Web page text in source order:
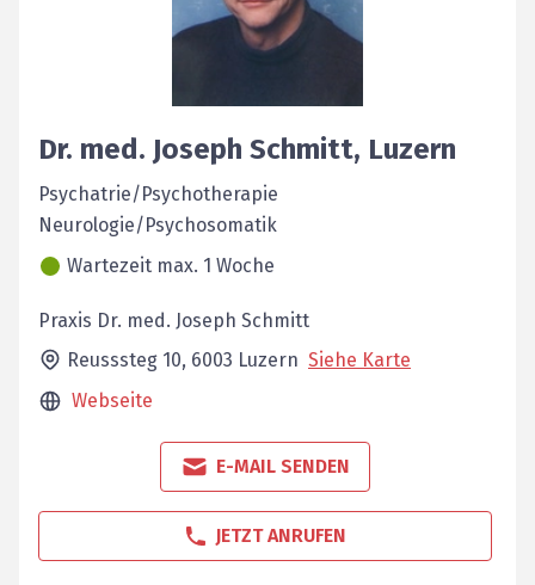
Dr. med. Joseph Schmitt, Luzern
Psychatrie/Psychotherapie
Neurologie/Psychosomatik
Wartezeit max. 1 Woche
Praxis Dr. med. Joseph Schmitt
Reusssteg 10, 6003 Luzern Siehe Karte
Webseite
E-MAIL SENDEN
JETZT ANRUFEN